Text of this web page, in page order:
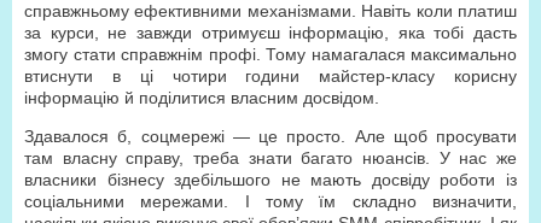
справжньому ефективними механізмами. Навіть коли платиш
за курси, не завжди отримуєш інформацію, яка тобі дасть
змогу стати справжнім профі. Тому намагалася максимально
втиснути в ці чотири години майстер-класу корисну
інформацію й поділитися власним досвідом.
Здавалося б, соцмережі — це просто. Але щоб просувати
там власну справу, треба знати багато нюансів. У нас же
власники бізнесу здебільшого не мають досвіду роботи із
соціальними мережами. І тому їм складно визначити,